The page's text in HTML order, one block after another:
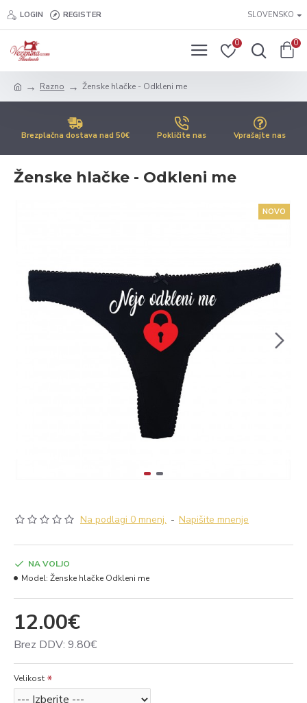
LOGIN REGISTER SLOVENSKO
0 0
Razno Ženske hlačke - Odkleni me
Brezplačna dostava nad 50€ Pokličite nas Vprašajte nas
Ženske hlačke - Odkleni me
NOVO
Na podlagi 0 mnenj. - Napišite mnenje
12.00€
Brez DDV: 9.80€
NA VOLJO
Model: Ženske hlačke Odkleni me
Velikost